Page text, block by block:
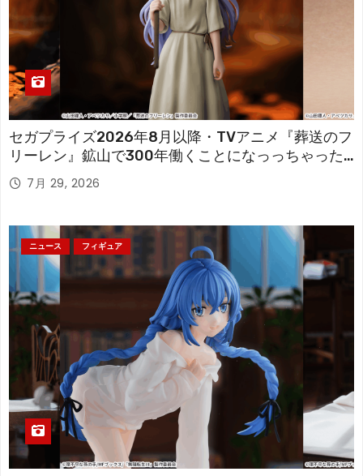
セガプライズ2026年8月以降・TVアニメ『葬送のフ
リーレン』鉱山で300年働くことになっっちゃった
「フリーレン」を立体化！
7月 29, 2026
ニュース フィギュア